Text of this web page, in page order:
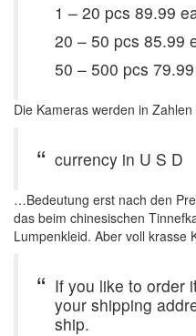
1 – 20 pcs 89.99
20 – 50 pcs 85.99
50 – 500 pcs
Die Kameras werden in
currency in U S D
…Bedeutung erst nach den
das beim chinesischen
Lumpenkleid. Aber voll krasse
If you like to order
your shipping
ship.